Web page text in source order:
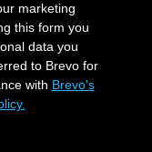
marketing
this form you
data you
to Brevo for
with Brevo's